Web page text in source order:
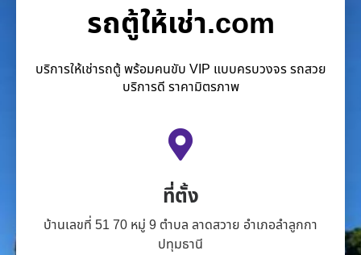
รถตู้ให้เช่า.com
บริการให้เช่ารถตู้ พร้อมคนขับ VIP แบบครบวงจร รถสวย
บริการดี ราคามิตรภาพ
ที่ตั้ง
บ้านเลขที่ 51 70 หมู่ 9 ตำบล ลาดสวาย อำเภอลำลูกกา
ปทุมธานี